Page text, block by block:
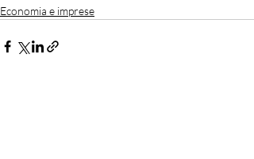
Economia e imprese